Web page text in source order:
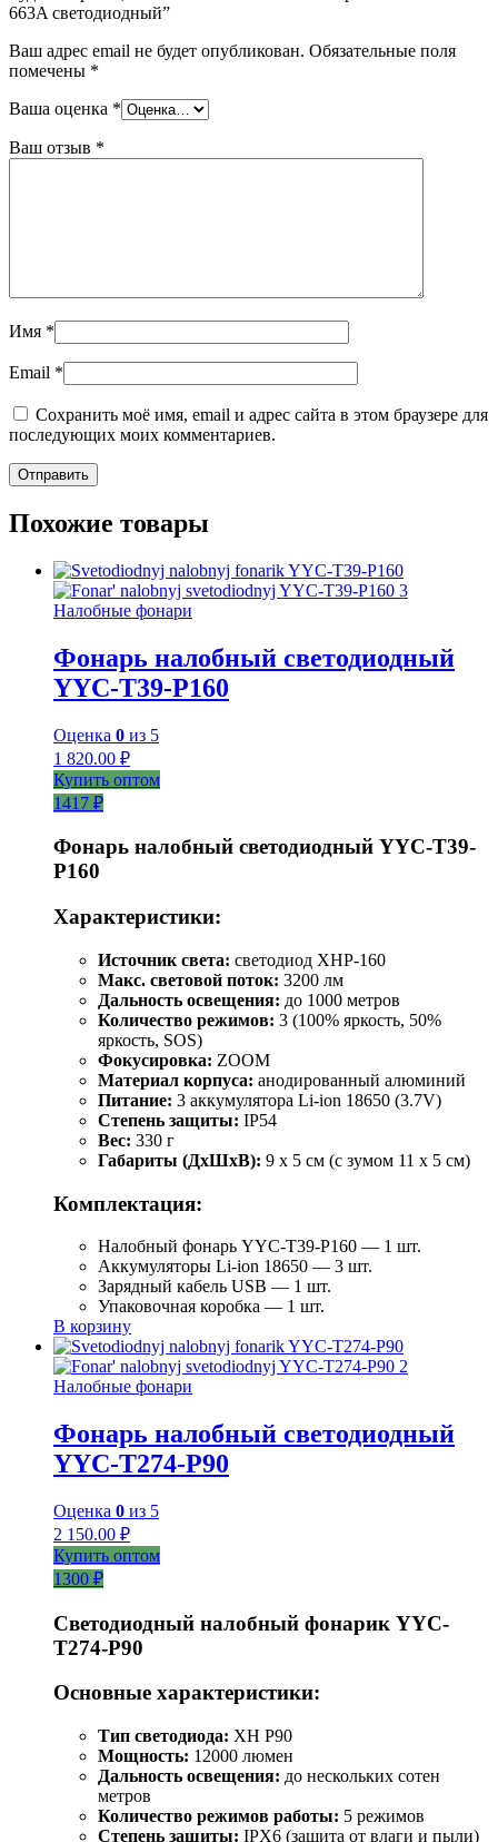
663A светодиодный”
Ваш адрес email не будет опубликован. Обязательные поля
помечены *
Ваша оценка *
Ваш отзыв *
Имя *
Email *
Сохранить моё имя, email и адрес сайта в этом браузере для
последующих моих комментариев.
Похожие товары
Налобные фонари
Фонарь налобный светодиодный
YYC-T39-P160
Оценка 0 из 5
1 820.00 ₽
Купить оптом
1417 ₽
Фонарь налобный светодиодный YYC-T39-
P160
Характеристики:
Источник света: светодиод XHP-160
Макс. световой поток: 3200 лм
Дальность освещения: до 1000 метров
Количество режимов: 3 (100% яркость, 50%
яркость, SOS)
Фокусировка: ZOOM
Материал корпуса: анодированный алюминий
Питание: 3 аккумулятора Li-ion 18650 (3.7V)
Степень защиты: IP54
Вес: 330 г
Габариты (ДхШхВ): 9 x 5 см (с зумом 11 x 5 см)
Комплектация:
Налобный фонарь YYC-T39-P160 — 1 шт.
Аккумуляторы Li-ion 18650 — 3 шт.
Зарядный кабель USB — 1 шт.
Упаковочная коробка — 1 шт.
В корзину
Налобные фонари
Фонарь налобный светодиодный
YYC-T274-P90
Оценка 0 из 5
2 150.00 ₽
Купить оптом
1300 ₽
Светодиодный налобный фонарик YYC-
T274-P90
Основные характеристики:
Тип светодиода: XH P90
Мощность: 12000 люмен
Дальность освещения: до нескольких сотен
метров
Количество режимов работы: 5 режимов
Степень защиты: IPX6 (защита от влаги и пыли)